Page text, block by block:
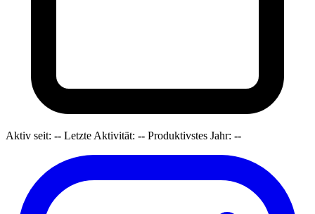
Aktiv seit: -- Letzte Aktivität: -- Produktivstes Jahr: --